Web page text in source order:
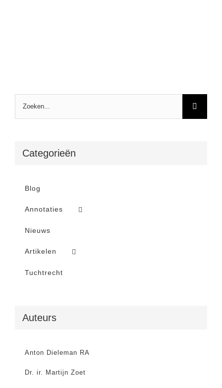
Categorieën
Blog
Annotaties
Nieuws
Artikelen
Tuchtrecht
Auteurs
Anton Dieleman RA
Dr. ir. Martijn Zoet